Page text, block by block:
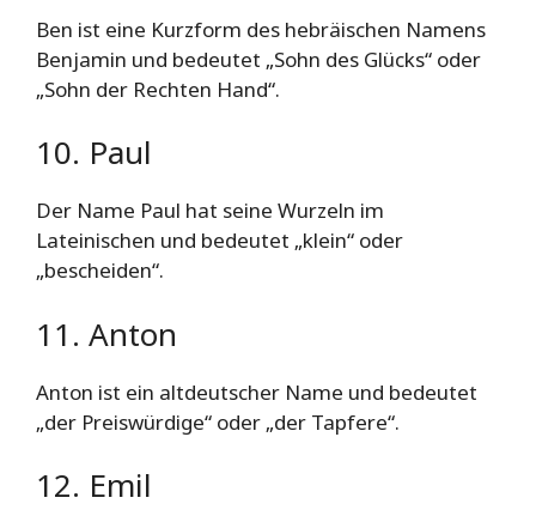
Ben ist eine Kurzform des hebräischen Namens
Benjamin und bedeutet „Sohn des Glücks“ oder
„Sohn der Rechten Hand“.
10. Paul
Der Name Paul hat seine Wurzeln im
Lateinischen und bedeutet „klein“ oder
„bescheiden“.
11. Anton
Anton ist ein altdeutscher Name und bedeutet
„der Preiswürdige“ oder „der Tapfere“.
12. Emil